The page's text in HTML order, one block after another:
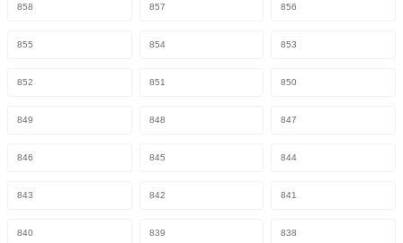
858 857 856
855 854 853
852 851 850
849 848 847
846 845 844
843 842 841
840 839 838